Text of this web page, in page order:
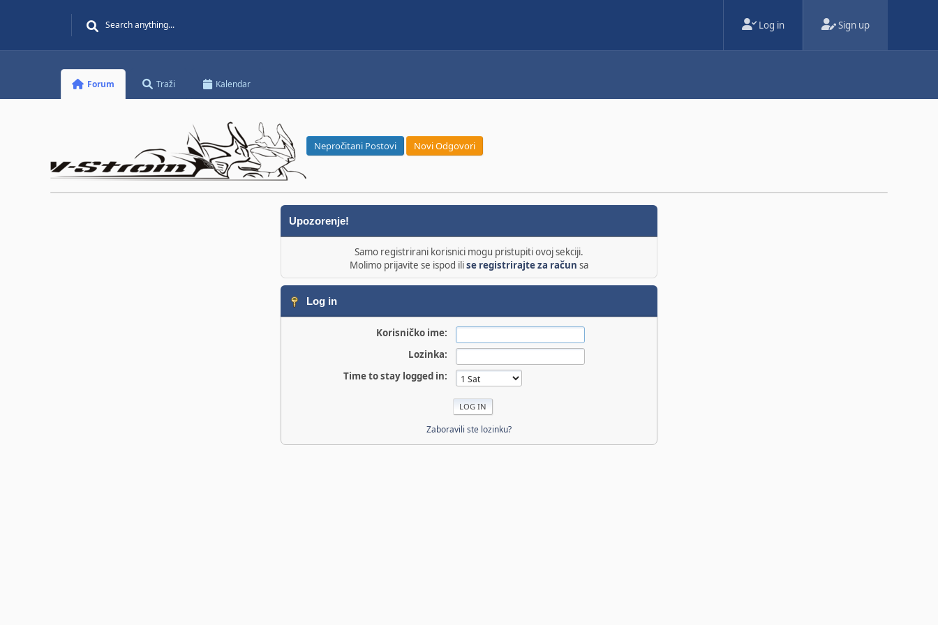
Log in Sign up
Forum Traži Kalendar
Nepročitani Postovi Novi Odgovori
Upozorenje!
Samo registrirani korisnici mogu pristupiti ovoj sekciji.
Molimo prijavite se ispod ilise registrirajte za račun sa
Log in
Korisničko ime:
Lozinka:
Time to stay logged in:
Zaboravili ste lozinku?